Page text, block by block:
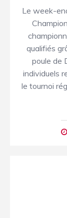
Le week-
qualifiés
poule de
individuels
le tournoi